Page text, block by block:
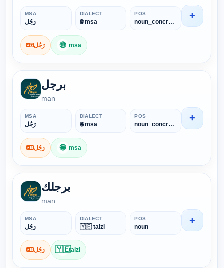
MSA
رَجُل
DIALECT
🌐 msa
POS
noun_concrete
رَجُل 🌐 msa
+
برجل
man
MSA
رَجُل
DIALECT
🌐 msa
POS
noun_concrete
رَجُل 🌐 msa
+
برجلك
man
MSA
رَجُل
DIALECT
🇾🇪 taizi
POS
noun
رَجُل 🇾🇪taizi
+